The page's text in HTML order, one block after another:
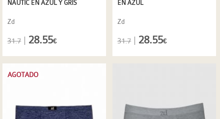
NAUTIC EN AZUL Y GRIS
Zd
31.7 | 28.55€
EN AZUL
Zd
31.7 | 28.55€
AGOTADO